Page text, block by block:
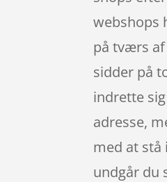
webshops
på tværs af
sidder på
indrette
adresse,
med at stå
undgår du